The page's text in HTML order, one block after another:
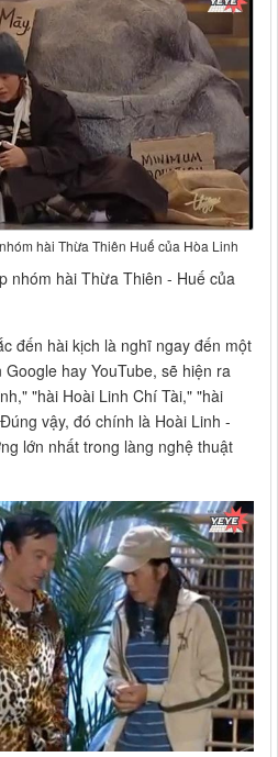
hài Thừa Thiên Huế của Hòa Linh
nhóm hài Thừa Thiên - Huế của
đến hài kịch là nghĩ ngay đến một
hay YouTube, sẽ hiện ra
"hài Hoài Linh Chí Tài," "hài
vậy, đó chính là Hoài Linh -
lớn nhất trong làng nghệ thuật